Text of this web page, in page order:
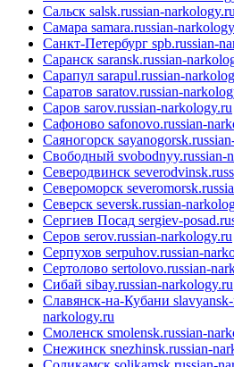
Сальск salsk.russian-narkology.ru
Самара samara.russian-
Санкт-Петербург spb.russian-
Саранск saransk.russian-
Сарапул sarapul.russian-
Саратов saratov.russian-
Саров sarov.russian-narkology.ru
Сафоново safonovo.russian-
Саяногорск
Свободный svobodnyy.russian-
Северодвинск
Североморск
Северск seversk.russian-
Сергиев Посад sergiev-
Серов serov.russian-narkology.ru
Серпухов serpuhov.russian-
Сертолово sertolovo.russian-
Сибай sibay.russian-narkology.ru
Славянск-на-Кубани
narkology.ru
Смоленск smolensk.russian-
Снежинск snezhinsk.russian-